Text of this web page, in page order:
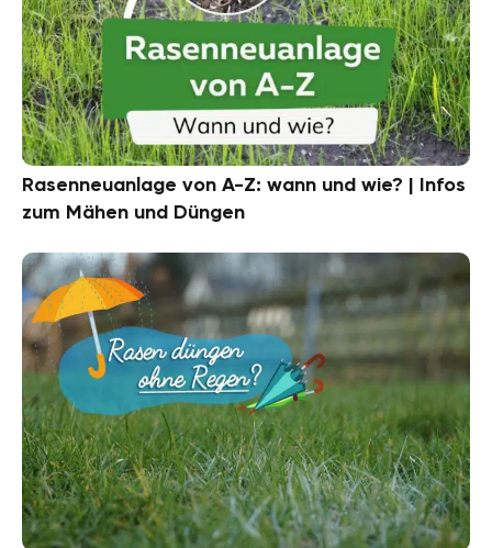
Rasenneuanlage von A-Z: wann und wie? | Infos
zum Mähen und Düngen